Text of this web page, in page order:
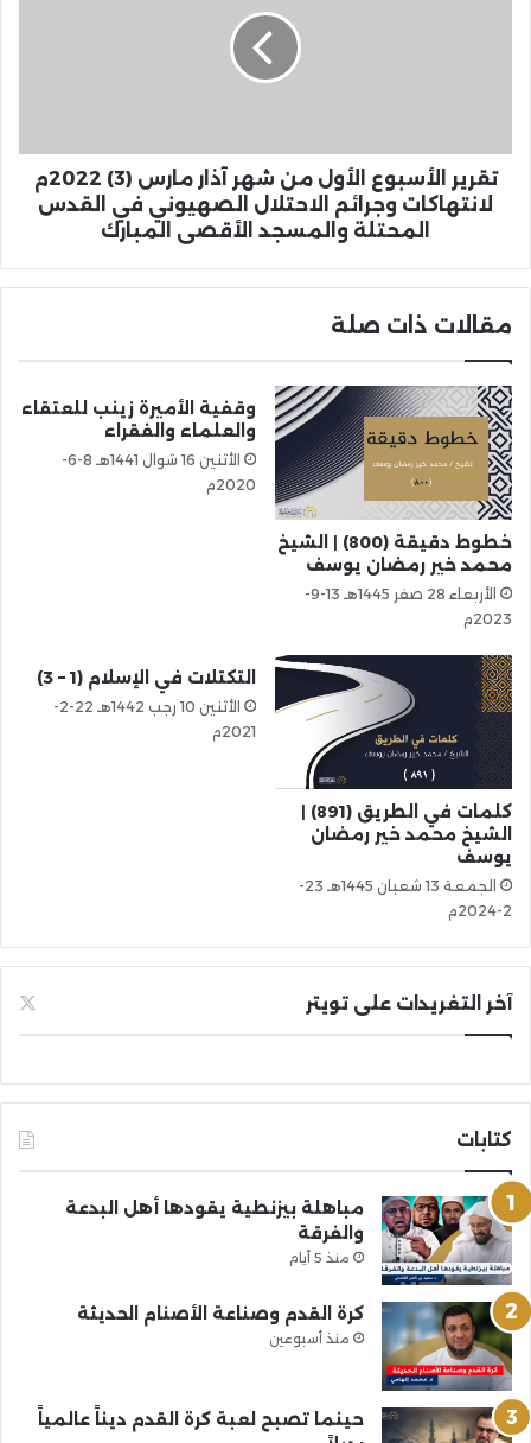
تقرير الأسبوع الأول من شهر آذار مارس (3) 2022م
لانتهاكات وجرائم الاحتلال الصهيوني في القدس
المحتلة والمسجد الأقصى المبارك
مقالات ذات صلة
خطوط دقيقة (800) | الشيخ
محمد خير رمضان يوسف
الأربعاء 28 صفر 1445هـ 13-9-
2023م
وقفية الأميرة زينب للعتقاء
والعلماء والفقراء
الأثنين 16 شوال 1441هـ 8-6-
2020م
كلمات في الطريق (891) |
الشيخ محمد خير رمضان
يوسف
الجمعة 13 شعبان 1445هـ 23-
2-2024م
التكتلات في الإسلام (1 – 3)
الأثنين 10 رجب 1442هـ 22-2-
2021م
آخر التغريدات على تويتر
كتابات
مباهلة بيزنطية يقودها أهل البدعة
والفرقة
منذ 5 أيام
كرة القدم وصناعة الأصنام الحديثة
منذ أسبوعين
حينما تصبح لعبة كرة القدم ديناً عالمياً